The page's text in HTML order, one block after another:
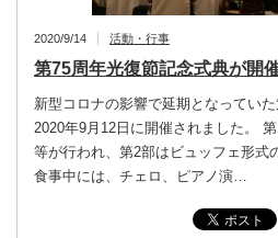
2020/9/14 活動・行事
第75周年光復節記念式典が開
新型コロナの影響で延期となっていた
2020年9月12日に開催されました。
等が行われ、第2部はビュッフェ形式
食事中には、チェロ、ピアノ演…